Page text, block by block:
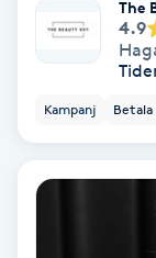
Svensk massage
Svettbehandling
The
4.9
Kampanj Betala